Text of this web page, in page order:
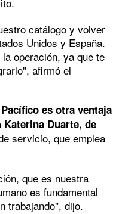
catálogo y volver
Unidos y España.
operación, ya que te
afirmó el
es otra ventaja
Katerina Duarte, de
servicio, que emplea
que es nuestra
es fundamental
trabajando", dijo.